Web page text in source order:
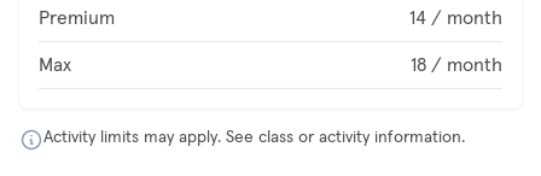
Premium 14 / month
Max 18 / month
Activity limits may apply. See class or activity information.